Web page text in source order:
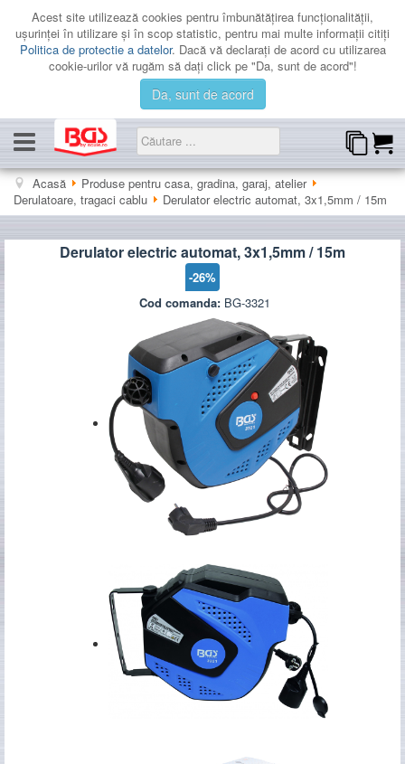
Acest site utilizează cookies pentru îmbunătăţirea funcţionalităţii,
uşurinţei în utilizare şi în scop statistic, pentru mai multe informaţii citiţi
Politica de protectie a datelor. Dacă vă declaraţi de acord cu utilizarea
cookie-urilor vă rugăm să daţi click pe "Da, sunt de acord"!
Da, sunt de acord
CATEGORII
PROMOTII
LICHIDARE
Acasă
Produse pentru casa, gradina, garaj, atelier
Derulatoare, tragaci cablu
Derulator electric automat, 3x1,5mm / 15m
Derulator electric automat, 3x1,5mm / 15m
-26%
Cod comanda: BG-3321